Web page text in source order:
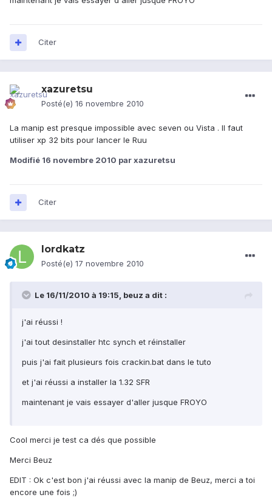
Citer
xazuretsu
Posté(e) 16 novembre 2010
La manip est presque impossible avec seven ou Vista . Il faut
utiliser xp 32 bits pour lancer le Ruu
Modifié 16 novembre 2010 par xazuretsu
Citer
lordkatz
Posté(e) 17 novembre 2010
Le 16/11/2010 à 19:15, beuz a dit :
j'ai réussi !
j'ai tout desinstaller htc synch et réinstaller
puis j'ai fait plusieurs fois crackin.bat dans le tuto
et j'ai réussi a installer la 1.32 SFR
maintenant je vais essayer d'aller jusque FROYO
Cool merci je test ca dés que possible
Merci Beuz
EDIT : Ok c'est bon j'ai réussi avec la manip de Beuz, merci a toi
encore une fois ;)